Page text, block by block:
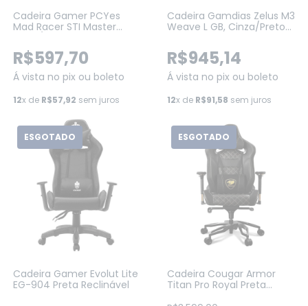
Cadeira Gamer PCYes
Mad Racer STI Master
(MADSTIMSVM)
R$597,70
Á vista no pix ou boleto
12x de R$57,92 sem juros
Cadeira Gamdias Zelus M3
Weave L GB, Cinza/Preto
140KG (M3-WEAVE-L-GB)
R$945,14
Á vista no pix ou boleto
12x de R$91,58 sem juros
ESGOTADO
Cadeira Gamer Evolut Lite
EG-904 Preta Reclinável
ESGOTADO
Cadeira Cougar Armor
Titan Pro Royal Preta